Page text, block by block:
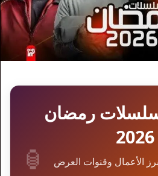
🏮
رمضان
2026
الأعمال وقنوات العرض